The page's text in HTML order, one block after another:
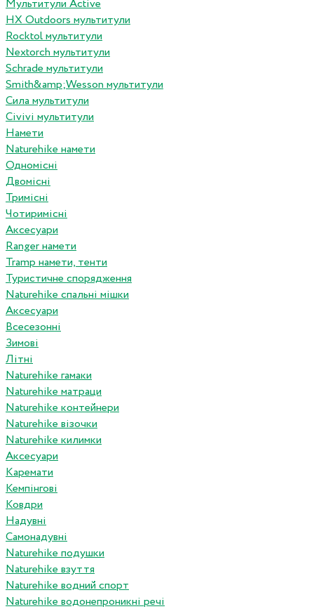
Мультитули Active
HX Outdoors мультитули
Rocktol мультитули
Nextorch мультитули
Schrade мультитули
Smith&amp;Wesson мультитули
Сила мультитули
Civivi мультитули
Намети
Naturehike намети
Одномісні
Двомісні
Тримісні
Чотиримісні
Аксесуари
Ranger намети
Tramp намети, тенти
Туристичне спорядження
Naturehike спальні мішки
Аксесуари
Всесезонні
Зимові
Літні
Naturehike гамаки
Naturehike матраци
Naturehike контейнери
Naturehike візочки
Naturehike килимки
Аксесуари
Каремати
Кемпінгові
Ковдри
Надувні
Самонадувні
Naturehike подушки
Naturehike взуття
Naturehike водний спорт
Naturehike водонепроникні речі